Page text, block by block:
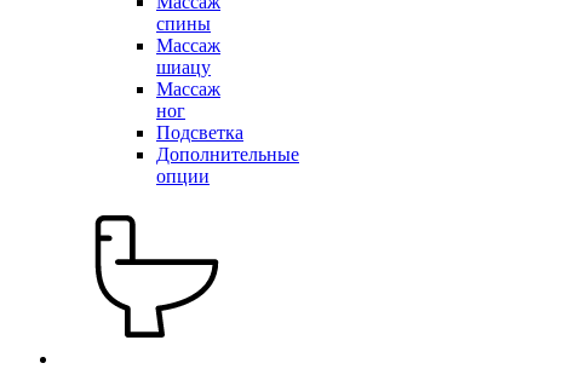
спины
Массаж
шиацу
Массаж
ног
Подсветка
Дополнительные
опции